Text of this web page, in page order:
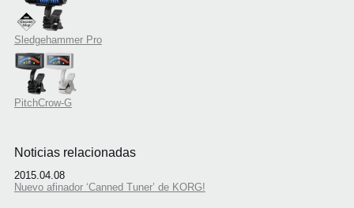
Sledgehammer Pro
PitchCrow-G
Noticias relacionadas
2015.04.08
Nuevo afinador ‘Canned Tuner’ de KORG!